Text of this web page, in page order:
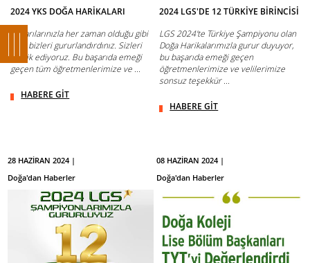
2024 YKS DOĞA HARİKALARI
Başarılarınızla her zaman olduğu gibi
yine bizleri gururlandırdınız. Sizleri
tebrik ediyoruz. Bu başarıda emeği
geçen tüm öğretmenlerimize ve ...
HABERE GİT
2024 LGS'DE 12 TÜRKİYE BİRİNCİSİ
LGS 2024'te Türkiye Şampiyonu olan
Doğa Harikalarımızla gurur duyuyor,
bu başarıda emeği geçen
öğretmenlerimize ve velilerimize
sonsuz teşekkür ...
HABERE GİT
28 HAZİRAN 2024 |
Doğa'dan Haberler
08 HAZİRAN 2024 |
Doğa'dan Haberler